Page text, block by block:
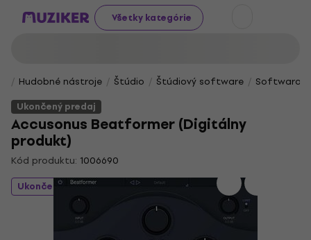
Všetky kategórie
Hudobné nástroje Štúdio Štúdiový software
Ukončený predaj
Accusonus Beatformer (Digitálny
produkt)
Kód produktu: 1006690
Ukončený predaj